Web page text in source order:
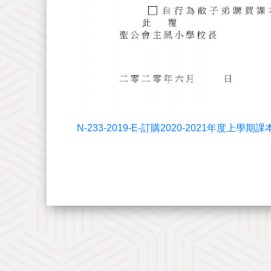
N-233-2019-E-訂購2020-2021年度上學期課